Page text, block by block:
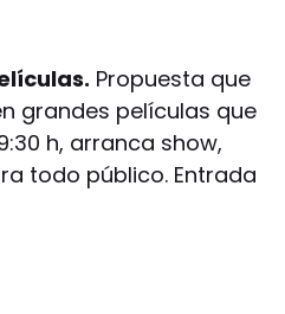
Propuesta que
grandes películas que
h, arranca show,
todo público. Entrada